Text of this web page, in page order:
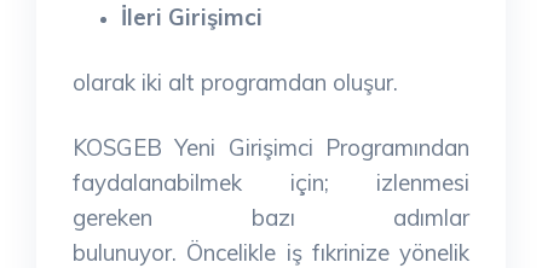
İleri Girişimci
olarak iki alt programdan oluşur.
KOSGEB Yeni Girişimci Programından
faydalanabilmek için; izlenmesi
gereken bazı adımlar
bulunuyor. Öncelikle iş fıkrinize yönelik